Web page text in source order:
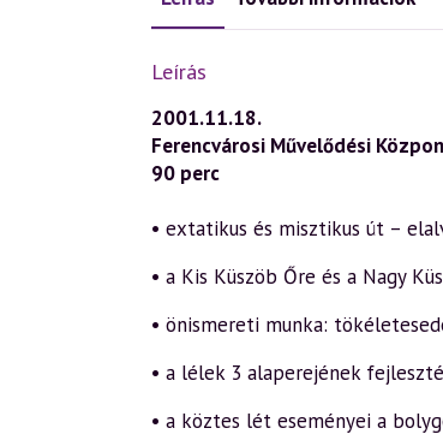
Leírás
2001.11.18.
Ferencvárosi Művelődési
90 perc
• extatikus és misztikus út –
• a Kis Küszöb Őre és a Nagy
• önismereti munka:
• a lélek 3 alaperejének
• a köztes lét eseményei a